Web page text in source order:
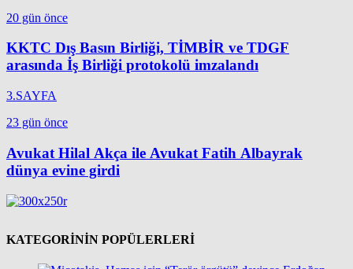
20 gün önce
KKTC Dış Basın Birliği, TİMBİR ve TDGF
arasında İş Birliği protokolü imzalandı
3.SAYFA
23 gün önce
Avukat Hilal Akça ile Avukat Fatih Albayrak
dünya evine girdi
KATEGORİNİN POPÜLERLERİ